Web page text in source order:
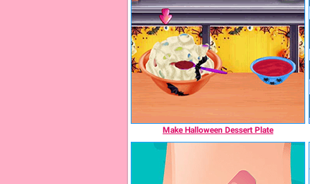
Make Halloween Dessert Plate